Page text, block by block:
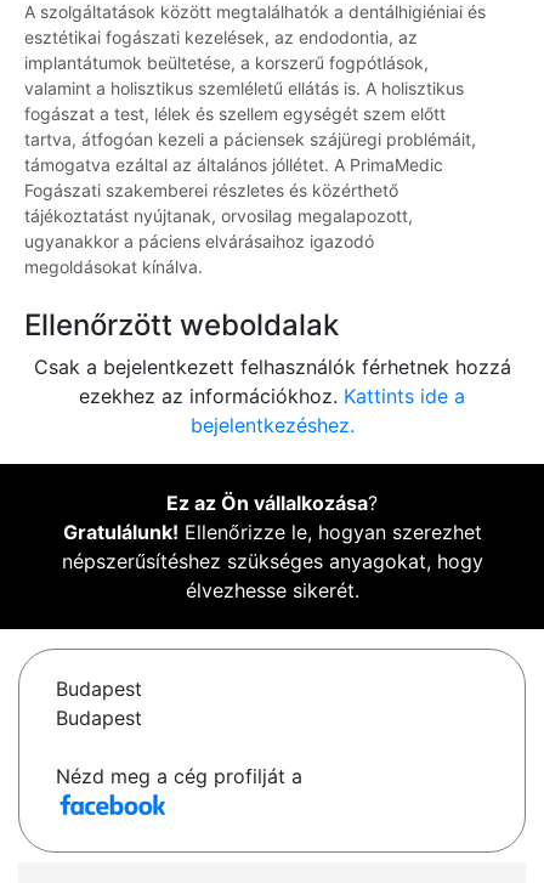
A szolgáltatások között megtalálhatók a dentálhigiéniai és
esztétikai fogászati kezelések, az endodontia, az
implantátumok beültetése, a korszerű fogpótlások,
valamint a holisztikus szemléletű ellátás is. A holisztikus
fogászat a test, lélek és szellem egységét szem előtt
tartva, átfogóan kezeli a páciensek szájüregi problémáit,
támogatva ezáltal az általános jóllétet. A PrimaMedic
Fogászati szakemberei részletes és közérthető
tájékoztatást nyújtanak, orvosilag megalapozott,
ugyanakkor a páciens elvárásaihoz igazodó
megoldásokat kínálva.
Ellenőrzött weboldalak
Csak a bejelentkezett felhasználók férhetnek hozzá
ezekhez az információkhoz. Kattints ide a
bejelentkezéshez.
Ez az Ön vállalkozása?
Gratulálunk! Ellenőrizze le, hogyan szerezhet
népszerűsítéshez szükséges anyagokat, hogy
élvezhesse sikerét.
Budapest
Budapest
Nézd meg a cég profilját a